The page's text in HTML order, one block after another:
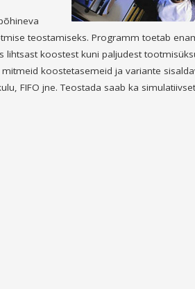
teostamiseks. Programm toetab
koostest kuni paljudest
koostetasemeid ja variante
FIFO jne. Teostada saab ka